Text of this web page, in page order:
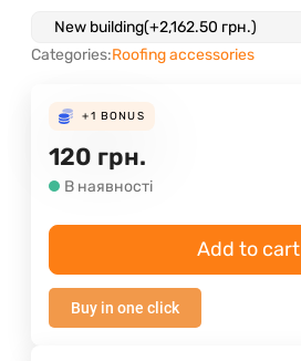
Categories:Roofing accessories
+1 BONUS
120 грн.
В наявності
Add to cart
Buy in one click